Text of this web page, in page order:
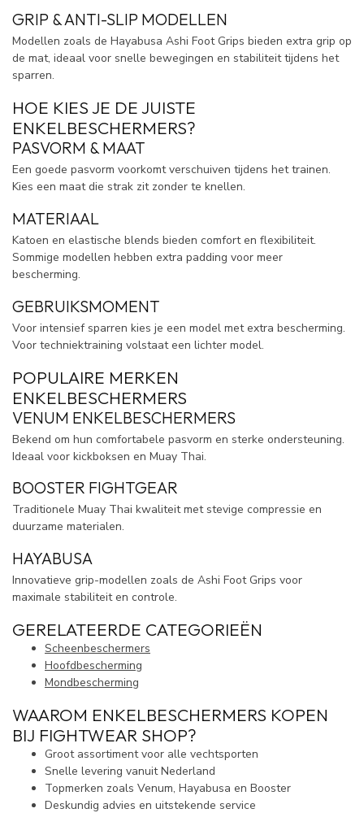
GRIP & ANTI-SLIP MODELLEN
Modellen zoals de Hayabusa Ashi Foot Grips bieden extra grip op
de mat, ideaal voor snelle bewegingen en stabiliteit tijdens het
sparren.
HOE KIES JE DE JUISTE
ENKELBESCHERMERS?
PASVORM & MAAT
Een goede pasvorm voorkomt verschuiven tijdens het trainen.
Kies een maat die strak zit zonder te knellen.
MATERIAAL
Katoen en elastische blends bieden comfort en flexibiliteit.
Sommige modellen hebben extra padding voor meer
bescherming.
GEBRUIKSMOMENT
Voor intensief sparren kies je een model met extra bescherming.
Voor techniektraining volstaat een lichter model.
POPULAIRE MERKEN
ENKELBESCHERMERS
VENUM ENKELBESCHERMERS
Bekend om hun comfortabele pasvorm en sterke ondersteuning.
Ideaal voor kickboksen en Muay Thai.
BOOSTER FIGHTGEAR
Traditionele Muay Thai kwaliteit met stevige compressie en
duurzame materialen.
HAYABUSA
Innovatieve grip-modellen zoals de Ashi Foot Grips voor
maximale stabiliteit en controle.
GERELATEERDE CATEGORIEËN
Scheenbeschermers
Hoofdbescherming
Mondbescherming
WAAROM ENKELBESCHERMERS KOPEN
BIJ FIGHTWEAR SHOP?
Groot assortiment voor alle vechtsporten
Snelle levering vanuit Nederland
Topmerken zoals Venum, Hayabusa en Booster
Deskundig advies en uitstekende service